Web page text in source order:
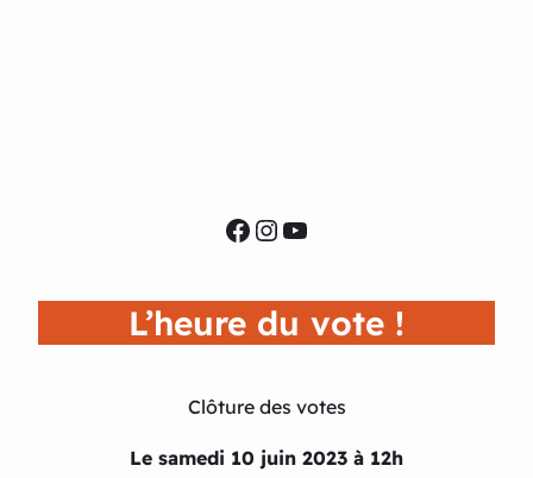
Facebook
Instagram
YouTube
L’heure du vote !
Clôture des votes
Le samedi 10 juin 2023 à 12h